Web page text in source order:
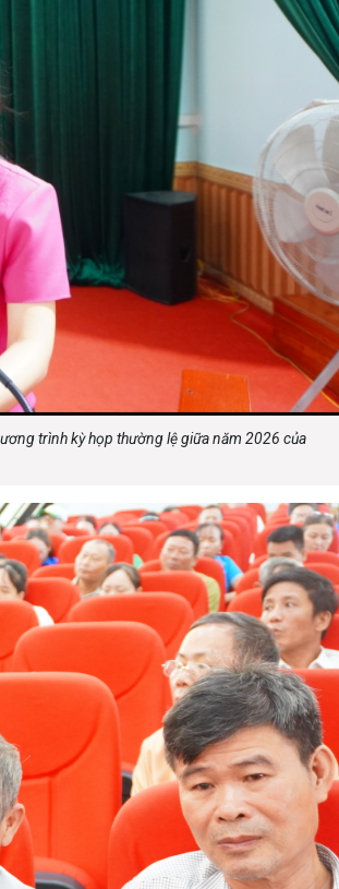
trình kỳ họp thường lệ giữa năm 2026 của